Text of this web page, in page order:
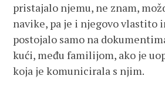
pristajalo njemu, ne znam,
navike, pa je i njegovo vlastito
postojalo samo na
kući, među familijom, ako je
koja je komunicirala s njim.